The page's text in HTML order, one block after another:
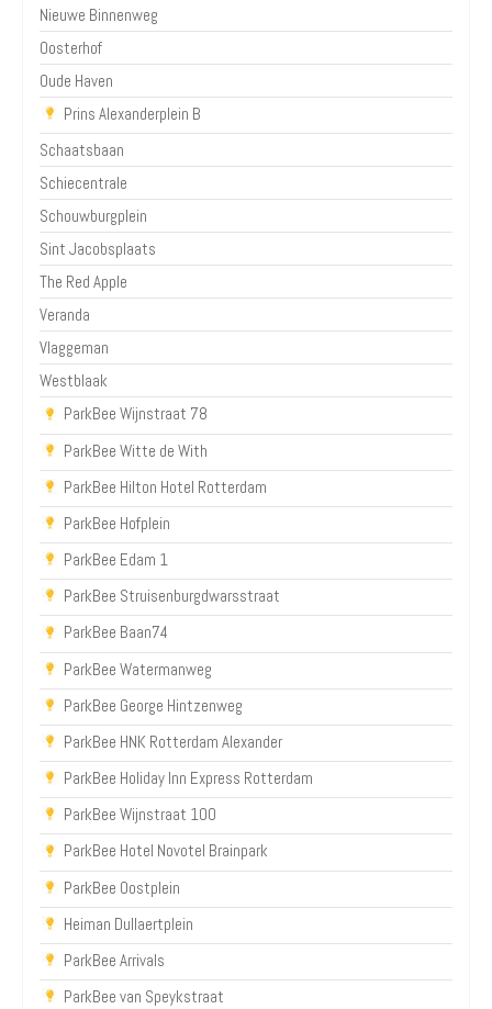
Nieuwe Binnenweg
Oosterhof
Oude Haven
Prins Alexanderplein B
Schaatsbaan
Schiecentrale
Schouwburgplein
Sint Jacobsplaats
The Red Apple
Veranda
Vlaggeman
Westblaak
ParkBee Wijnstraat 78
ParkBee Witte de With
ParkBee Hilton Hotel Rotterdam
ParkBee Hofplein
ParkBee Edam 1
ParkBee Struisenburgdwarsstraat
ParkBee Baan74
ParkBee Watermanweg
ParkBee George Hintzenweg
ParkBee HNK Rotterdam Alexander
ParkBee Holiday Inn Express Rotterdam
ParkBee Wijnstraat 100
ParkBee Hotel Novotel Brainpark
ParkBee Oostplein
Heiman Dullaertplein
ParkBee Arrivals
ParkBee van Speykstraat